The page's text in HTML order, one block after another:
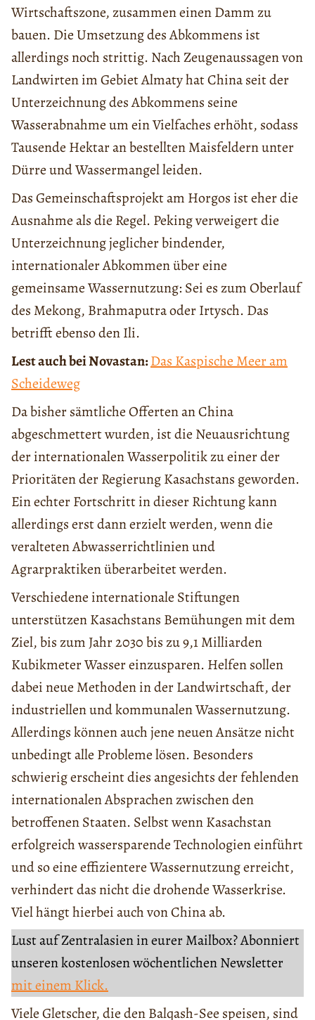
Wirtschaftszone, zusammen einen Damm zu
bauen. Die Umsetzung des Abkommens ist
allerdings noch strittig. Nach Zeugenaussagen von
Landwirten im Gebiet Almaty hat China seit der
Unterzeichnung des Abkommens seine
Wasserabnahme um ein Vielfaches erhöht, sodass
Tausende Hektar an bestellten Maisfeldern unter
Dürre und Wassermangel leiden.
Das Gemeinschaftsprojekt am Horgos ist eher die
Ausnahme als die Regel. Peking verweigert die
Unterzeichnung jeglicher bindender,
internationaler Abkommen über eine
gemeinsame Wassernutzung: Sei es zum Oberlauf
des Mekong, Brahmaputra oder Irtysch. Das
betrifft ebenso den Ili.
Lest auch bei Novastan:Das Kaspische Meer am
Scheideweg
Da bisher sämtliche Offerten an China
abgeschmettert wurden, ist die Neuausrichtung
der internationalen Wasserpolitik zu einer der
Prioritäten der Regierung Kasachstans geworden.
Ein echter Fortschritt in dieser Richtung kann
allerdings erst dann erzielt werden, wenn die
veralteten Abwasserrichtlinien und
Agrarpraktiken überarbeitet werden.
Verschiedene internationale Stiftungen
unterstützen Kasachstans Bemühungen mit dem
Ziel, bis zum Jahr 2030 bis zu 9,1 Milliarden
Kubikmeter Wasser einzusparen. Helfen sollen
dabei neue Methoden in der Landwirtschaft, der
industriellen und kommunalen Wassernutzung.
Allerdings können auch jene neuen Ansätze nicht
unbedingt alle Probleme lösen. Besonders
schwierig erscheint dies angesichts der fehlenden
internationalen Absprachen zwischen den
betroffenen Staaten. Selbst wenn Kasachstan
erfolgreich wassersparende Technologien einführt
und so eine effizientere Wassernutzung erreicht,
verhindert das nicht die drohende Wasserkrise.
Viel hängt hierbei auch von China ab.
Lust auf Zentralasien in eurer Mailbox? Abonniert
unseren kostenlosen wöchentlichen Newsletter
mit einem Klick.
Viele Gletscher, die den Balqash-See speisen, sind